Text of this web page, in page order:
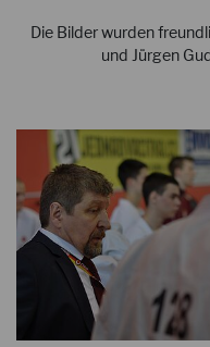
Die Bilder wurden
und Jürgen